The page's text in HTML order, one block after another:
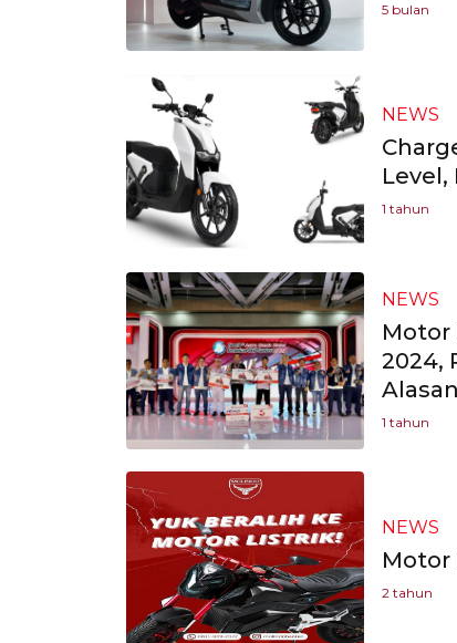
5 bulan
NEWS
Level,
1 tahun
NEWS
Motor
2024,
1 tahun
NEWS
Motor
2 tahun